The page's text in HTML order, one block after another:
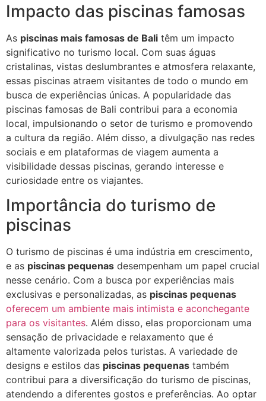
Impacto das piscinas famosas
As piscinas mais famosas de Bali têm um impacto
significativo no turismo local. Com suas águas
cristalinas, vistas deslumbrantes e atmosfera relaxante,
essas piscinas atraem visitantes de todo o mundo em
busca de experiências únicas. A popularidade das
piscinas famosas de Bali contribui para a economia
local, impulsionando o setor de turismo e promovendo
a cultura da região. Além disso, a divulgação nas redes
sociais e em plataformas de viagem aumenta a
visibilidade dessas piscinas, gerando interesse e
curiosidade entre os viajantes.
Importância do turismo de
piscinas
O turismo de piscinas é uma indústria em crescimento,
e as piscinas pequenas desempenham um papel crucial
nesse cenário. Com a busca por experiências mais
exclusivas e personalizadas, as piscinas pequenas
oferecem um ambiente mais intimista e aconchegante
para os visitantes. Além disso, elas proporcionam uma
sensação de privacidade e relaxamento que é
altamente valorizada pelos turistas. A variedade de
designs e estilos das piscinas pequenas também
contribui para a diversificação do turismo de piscinas,
atendendo a diferentes gostos e preferências. Ao optar